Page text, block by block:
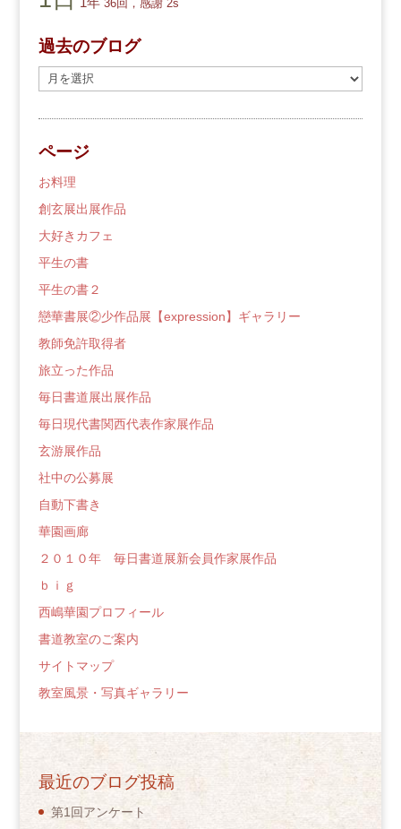
36回，感謝 2s
過去のブログ
去
の
ロ
グ
ページ
お料理
創玄展出展作品
大好きカフェ
平生の書
平生の書２
戀華書展②少作品展【expression】ギャラリー
教師免許取得者
旅立った作品
毎日書道展出展作品
毎日現代書関西代表作家展作品
玄游展作品
社中の公募展
自動下書き
華園画廊
２０１０年 毎日書道展新会員作家展作品
ｂｉｇ
西嶋華園プロフィール
書道教室のご案内
サイトマップ
教室風景・写真ギャラリー
最近のブログ投稿
第1回アンケート